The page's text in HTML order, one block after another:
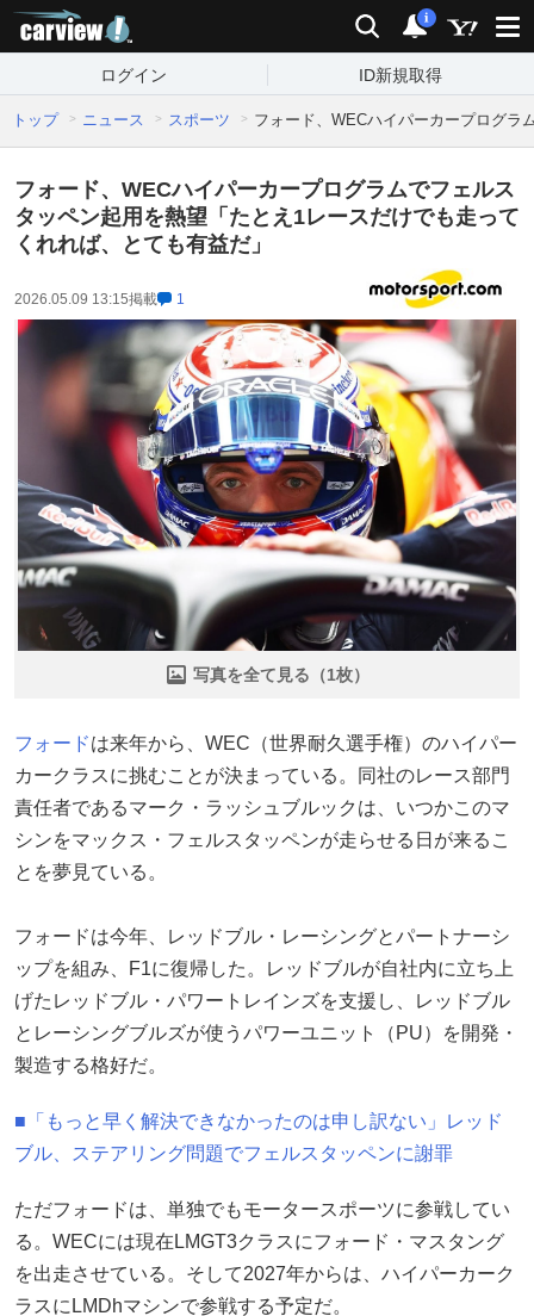
検索 通知
i
ログイン ID新規取得
トップ ニュース スポーツ フォード、WECハイパーカープログラ
フォード、WECハイパーカープログラムでフェルス
タッペン起用を熱望「たとえ1レースだけでも走って
くれれば、とても有益だ」
2026.05.09 13:15掲載 1
写真を全て見る（1枚）
フォードは来年から、WEC（世界耐久選手権）のハイパー
カークラスに挑むことが決まっている。同社のレース部門
責任者であるマーク・ラッシュブルックは、いつかこのマ
シンをマックス・フェルスタッペンが走らせる日が来るこ
とを夢見ている。
フォードは今年、レッドブル・レーシングとパートナーシ
ップを組み、F1に復帰した。レッドブルが自社内に立ち上
げたレッドブル・パワートレインズを支援し、レッドブル
とレーシングブルズが使うパワーユニット（PU）を開発・
製造する格好だ。
■「もっと早く解決できなかったのは申し訳ない」レッド
ブル、ステアリング問題でフェルスタッペンに謝罪
ただフォードは、単独でもモータースポーツに参戦してい
る。WECには現在LMGT3クラスにフォード・マスタング
を出走させている。そして2027年からは、ハイパーカーク
ラスにLMDhマシンで参戦する予定だ。